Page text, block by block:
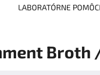
LABORATÓRNE
Broth